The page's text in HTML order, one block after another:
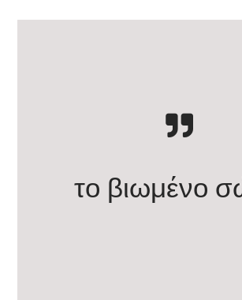
το βιωμένο